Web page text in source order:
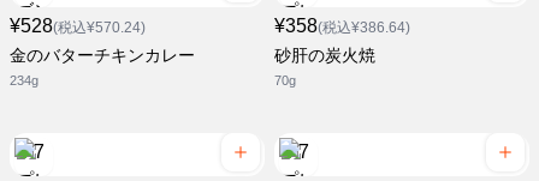
¥528(税込¥570.24)
金のバターチキンカレー
234g
¥358(税込¥386.64)
砂肝の炭火焼
70g